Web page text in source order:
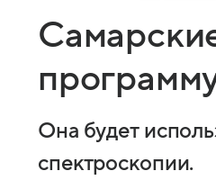
Она будет
спектроскопии.